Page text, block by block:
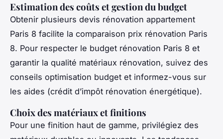
Estimation des coûts et gestion du budget
Obtenir plusieurs devis rénovation appartement
Paris 8 facilite la comparaison prix rénovation Paris
8. Pour respecter le budget rénovation Paris 8 et
garantir la qualité matériaux rénovation, suivez des
conseils optimisation budget et informez-vous sur
les aides (crédit d’impôt rénovation énergétique).
Choix des matériaux et finitions
Pour une finition haut de gamme, privilégiez des